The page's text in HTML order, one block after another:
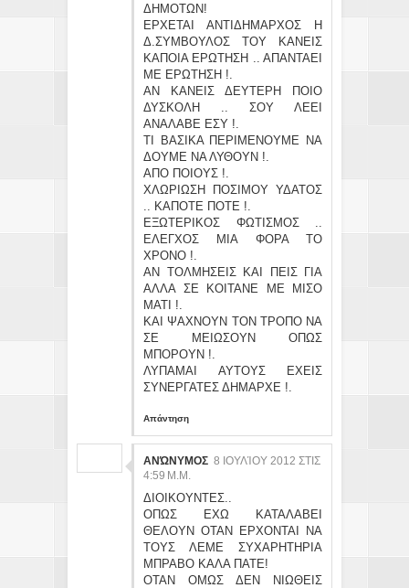
ΔΗΜΟΤΩΝ!
ΕΡΧΕΤΑΙ ΑΝΤΙΔΗΜΑΡΧΟΣ Η
Δ.ΣΥΜΒΟΥΛΟΣ ΤΟΥ ΚΑΝΕΙΣ
ΚΑΠΟΙΑ ΕΡΩΤΗΣΗ .. ΑΠΑΝΤΑΕΙ
ΜΕ ΕΡΩΤΗΣΗ !.
ΑΝ ΚΑΝΕΙΣ ΔΕΥΤΕΡΗ ΠΟΙΟ
ΔΥΣΚΟΛΗ .. ΣΟΥ ΛΕΕΙ
ΑΝΑΛΑΒΕ ΕΣΥ !.
ΤΙ ΒΑΣΙΚΑ ΠΕΡΙΜΕΝΟΥΜΕ ΝΑ
ΔΟΥΜΕ ΝΑ ΛΥΘΟΥΝ !.
ΑΠΟ ΠΟΙΟΥΣ !.
ΧΛΩΡΙΩΣΗ ΠΟΣΙΜΟΥ ΥΔΑΤΟΣ
.. ΚΑΠΟΤΕ ΠΟΤΕ !.
ΕΞΩΤΕΡΙΚΟΣ ΦΩΤΙΣΜΟΣ ..
ΕΛΕΓΧΟΣ ΜΙΑ ΦΟΡΑ ΤΟ
ΧΡΟΝΟ !.
ΑΝ ΤΟΛΜΗΣΕΙΣ ΚΑΙ ΠΕΙΣ ΓΙΑ
ΑΛΛΑ ΣΕ ΚΟΙΤΑΝΕ ΜΕ ΜΙΣΟ
ΜΑΤΙ !.
ΚΑΙ ΨΑΧΝΟΥΝ ΤΟΝ ΤΡΟΠΟ ΝΑ
ΣΕ ΜΕΙΩΣΟΥΝ ΟΠΩΣ
ΜΠΟΡΟΥΝ !.
ΛΥΠΑΜΑΙ ΑΥΤΟΥΣ ΕΧΕΙΣ
ΣΥΝΕΡΓΑΤΕΣ ΔΗΜΑΡΧΕ !.
Απάντηση
ΑΝΏΝΥΜΟΣ 8 ΙΟΥΛΊΟΥ 2012 ΣΤΙΣ
4:59 Μ.Μ.
ΔΙΟΙΚΟΥΝΤΕΣ..
ΟΠΩΣ ΕΧΩ ΚΑΤΑΛΑΒΕΙ
ΘΕΛΟΥΝ ΟΤΑΝ ΕΡΧΟΝΤΑΙ ΝΑ
ΤΟΥΣ ΛΕΜΕ ΣΥΧΑΡΗΤΗΡΙΑ
ΜΠΡΑΒΟ ΚΑΛΑ ΠΑΤΕ!
ΟΤΑΝ ΟΜΩΣ ΔΕΝ ΝΙΩΘΕΙΣ